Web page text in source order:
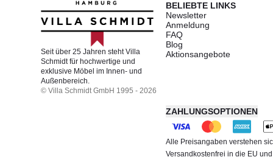
Seit über 25 Jahren steht Villa
Schmidt für hochwertige und
exklusive Möbel im Innen- und
Außenbereich.
© Villa Schmidt GmbH 1995 - 2026
BELIEBTE LINKS
Newsletter
Anmeldung
FAQ
Blog
Aktionsangebote
ZAHLUNGSOPTIONEN
Alle Preisangaben verstehen
Versandkostenfrei in die EU